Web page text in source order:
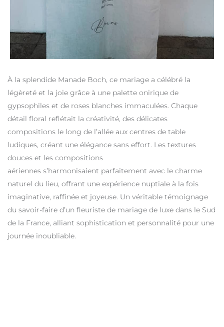
À la splendide Manade Boch, ce mariage a célébré la
légèreté et la joie grâce à une palette onirique de
gypsophiles et de roses blanches immaculées. Chaque
détail floral reflétait la créativité, des délicates
compositions le long de l’allée aux centres de table
ludiques, créant une élégance sans effort. Les textures
douces et les compositions
aériennes s’harmonisaient parfaitement avec le charme
naturel du lieu, offrant une expérience nuptiale à la fois
imaginative, raffinée et joyeuse. Un véritable témoignage
du savoir-faire d’un fleuriste de mariage de luxe dans le Sud
de la France, alliant sophistication et personnalité pour une
journée inoubliable.